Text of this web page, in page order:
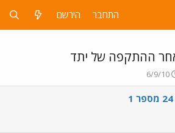
התחבר הירשם
פ
ו
ר
6/9/10